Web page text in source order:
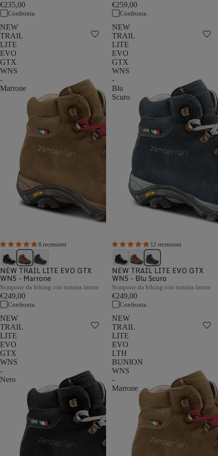
€235,00
Confronta
€259,00
Confronta
NEW
TRAIL
LITE
EVO
GTX
WNS
-
Marrone
8 recensioni
NEW TRAIL LITE EVO GTX
WNS - Marrone
Scarpone da hiking con tomaia intera
€249,00
Confronta
NEW
TRAIL
LITE
EVO
GTX
WNS
-
Blu
Scuro
12 recensioni
NEW TRAIL LITE EVO GTX
WNS - Blu Scuro
Scarpone da hiking con tomaia intera
€249,00
Confronta
NEW
TRAIL
LITE
EVO
GTX
WNS
-
Nero
NEW
TRAIL
LITE
EVO
LTH
BUNION
WNS
-
Marrone